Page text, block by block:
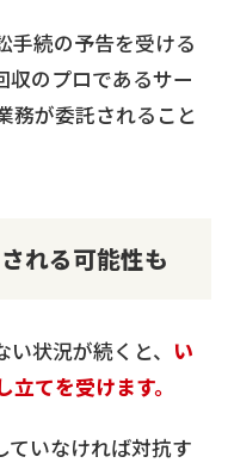
手続の予告を受ける
収のプロであるサー
務が委託されること
れる可能性も
状況が続くと、 い
てを受けます。
ていなければ対抗す